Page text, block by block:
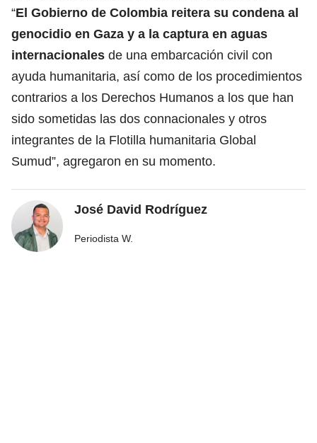
“El Gobierno de Colombia reitera su condena al
genocidio en Gaza y a la captura en aguas
internacionales de una embarcación civil con
ayuda humanitaria, así como de los procedimientos
contrarios a los Derechos Humanos a los que han
sido sometidas las dos connacionales y otros
integrantes de la Flotilla humanitaria Global
Sumud”, agregaron en su momento.
José David Rodríguez
Periodista W.